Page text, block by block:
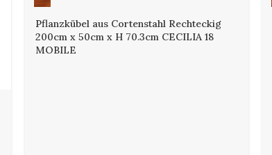
Pflanzkübel aus Cortenstahl Rechteckig
200cm x 50cm x H 70.3cm CECILIA 18
MOBILE